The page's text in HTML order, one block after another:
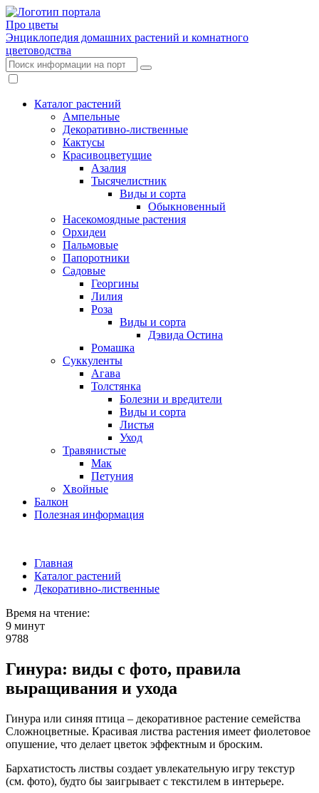
Про цветы
Энциклопедия домашних растений и комнатного
цветоводства
Каталог растений
Ампельные
Декоративно-лиственные
Кактусы
Красивоцветущие
Азалия
Тысячелистник
Виды и сорта
Обыкновенный
Насекомоядные растения
Орхидеи
Пальмовые
Папоротники
Садовые
Георгины
Лилия
Роза
Виды и сорта
Дэвида Остина
Ромашка
Суккуленты
Агава
Толстянка
Болезни и вредители
Виды и сорта
Листья
Уход
Травянистые
Мак
Петуния
Хвойные
Балкон
Полезная информация
Главная
Каталог растений
Декоративно-лиственные
Время на чтение:
9 минут
9788
Гинура: виды с фото, правила
выращивания и ухода
Гинура или синяя птица – декоративное растение семейства
Сложноцветные. Красивая листва растения имеет фиолетовое
опушение, что делает цветок эффектным и броским.
Бархатистость листвы создает увлекательную игру текстур
(см. фото), будто бы заигрывает с текстилем в интерьере.